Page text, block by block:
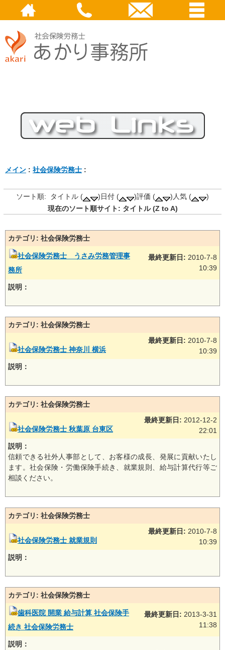
メイン : 社会保険労務士 :
ソート順: タイトル ( )日付 ( )評価 ( )人気 (
)
現在のソート順サイト: タイトル (Z to A)
カテゴリ: 社会保険労務士
社会保険労務士 うさみ労務管理事
務所
最終更新日: 2010-7-8
10:39
説明：
カテゴリ: 社会保険労務士
社会保険労務士 神奈川 横浜
最終更新日: 2010-7-8
10:39
説明：
カテゴリ: 社会保険労務士
社会保険労務士 秋葉原 台東区
最終更新日: 2012-12-2
22:01
説明：
信頼できる社外人事部として、お客様の成長、発展に貢献いたし
ます。社会保険・労働保険手続き、就業規則、給与計算代行等ご
相談ください。
カテゴリ: 社会保険労務士
社会保険労務士 就業規則
最終更新日: 2010-7-8
10:39
説明：
カテゴリ: 社会保険労務士
歯科医院 開業 給与計算 社会保険手
続き 社会保険労務士
最終更新日: 2013-3-31
11:38
説明：